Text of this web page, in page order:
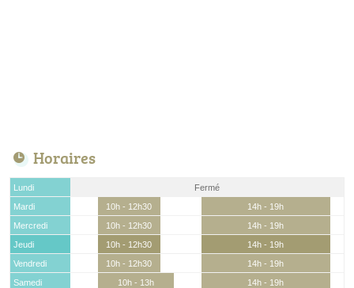
Horaires
Lundi
Fermé
Mardi
10h - 12h30
14h - 19h
Mercredi
10h - 12h30
14h - 19h
Jeudi
10h - 12h30
14h - 19h
Vendredi
10h - 12h30
14h - 19h
Samedi
10h - 13h
14h - 19h